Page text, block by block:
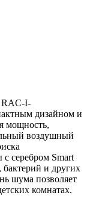
RAC-I-
дизайном и
мощность,
воздушный
серебром Smart
и других
шума позволяет
комнатах.